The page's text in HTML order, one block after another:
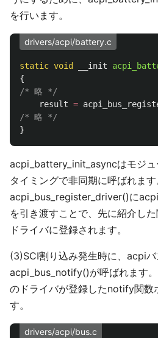
を行います。
drivers/acpi/battery.c
static void __init
{
/* 略 */
result =
/* 略 */
}
acpi_battery_init_asyncはモジ
タイミングで非同期に呼ばれます
acpi_bus_register_driver()に
を引き渡すことで、先に紹介し
ドライバに登録されます。
(3)SCI割り込み発生時に、acpi
acpi_bus_notify()が呼ばれます
のドライバが登録したnotify関数
す。
drivers/acpi/bus.c